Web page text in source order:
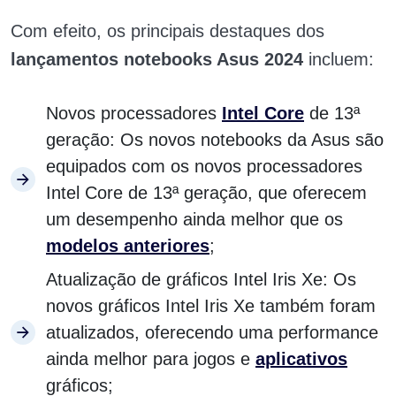
Com efeito, os principais destaques dos
lançamentos notebooks Asus 2024 incluem:
Novos processadores Intel Core de 13ª
geração: Os novos notebooks da Asus são
equipados com os novos processadores
Intel Core de 13ª geração, que oferecem
um desempenho ainda melhor que os
modelos anteriores;
Atualização de gráficos Intel Iris Xe: Os
novos gráficos Intel Iris Xe também foram
atualizados, oferecendo uma performance
ainda melhor para jogos e aplicativos
gráficos;